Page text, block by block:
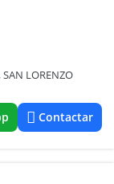
LORENZO
Contactar